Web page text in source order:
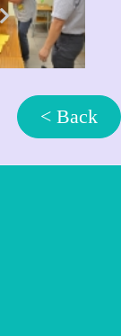
< Back